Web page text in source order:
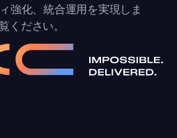
強化、統合運用を実現しま
ください。